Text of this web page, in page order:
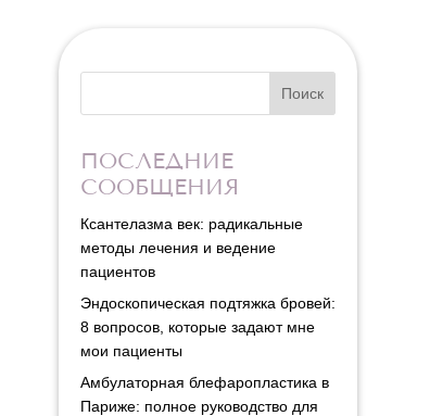
Поиск
ПОСЛЕДНИЕ
СООБЩЕНИЯ
Ксантелазма век: радикальные
методы лечения и ведение
пациентов
Эндоскопическая подтяжка бровей:
8 вопросов, которые задают мне
мои пациенты
Амбулаторная блефаропластика в
Париже: полное руководство для